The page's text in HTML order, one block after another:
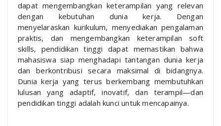
dapat mengembangkan keterampilan yang relevan
dengan kebutuhan dunia kerja. Dengan
menyelaraskan kurikulum, menyediakan pengalaman
praktis, dan mengembangkan keterampilan soft
skills, pendidikan tinggi dapat memastikan bahwa
mahasiswa siap menghadapi tantangan dunia kerja
dan berkontribusi secara maksimal di bidangnya.
Dunia kerja yang terus berkembang membutuhkan
lulusan yang adaptif, inovatif, dan terampil—dan
pendidikan tinggi adalah kunci untuk mencapainya.